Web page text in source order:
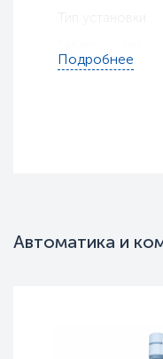
Вес, кг
Монтажные
Подробнее
Автоматика и